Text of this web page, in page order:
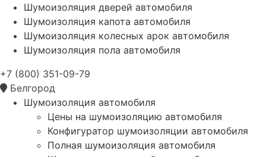
Шумоизоляция дверей автомобиля
Шумоизоляция капота автомобиля
Шумоизоляция колесных арок автомобиля
Шумоизоляция пола автомобиля
+7 (800) 351-09-79
Белгород
Шумоизоляция автомобиля
Цены на шумоизоляцию автомобиля
Конфигуратор шумоизоляции автомобиля
Полная шумоизоляция автомобиля